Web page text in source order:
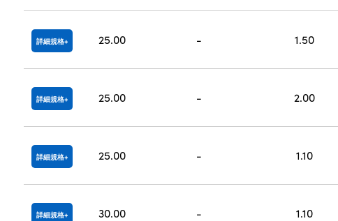
詳細規格 25.00 - 1.50
詳細規格 25.00 - 2.00
詳細規格 25.00 - 1.10
詳細規格 30.00 - 1.10